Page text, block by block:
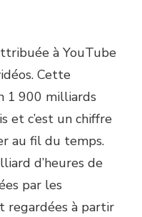
à YouTube
Cette
1 900 milliards
et c’est un chiffre
au fil du temps.
d’heures de
par les
regardées à partir